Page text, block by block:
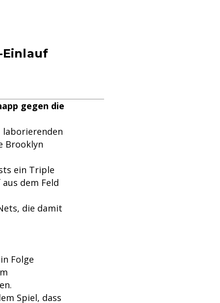
Einlauf
gegen die
laborierenden
Brooklyn
ein Triple
dem Feld
die damit
Folge
Spiel, dass